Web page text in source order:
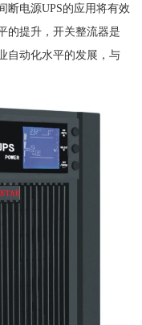
断电源UPS的应用将有效
的提升，开关整流器是
自动化水平的发展，与